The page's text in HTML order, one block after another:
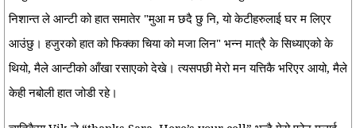
निशान्त ले आन्टी को हात समातेर "मुआ म छदै छु नि, यो केटीहरुलाई घर म लिएर
आउंछु। हजुरको हात को फिक्का चिया को मजा लिन" भन्न मात्रै के सिध्याएको के
थियो, मैले आन्टीको आँखा रसाएको देखे। त्यसपछी मेरो मन यत्तिकै भरिएर आयो, मैले
केही नबोली हात जोडी रहे।